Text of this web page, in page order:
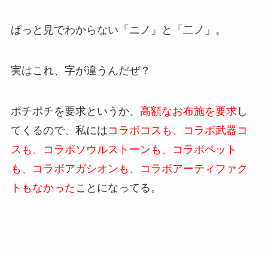
ぱっと見でわからない「ニノ」と「二ノ」。
実はこれ、字が違うんだぜ？
ポチポチを要求というか、 高額なお布施を要求し
てくるので、私にはコラボコスも、コラボ武器コ
スも、コラボソウルストーンも、コラボペット
も、コラボアガシオンも、コラボアーティファク
トもなかった ことになってる。